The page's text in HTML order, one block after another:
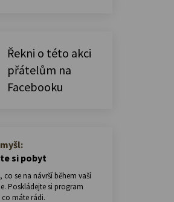
Řekni o této akci
přátelům na
Facebooku
si pobyt
co se na návrší během vaší
Poskládejte si program
máte rádi.